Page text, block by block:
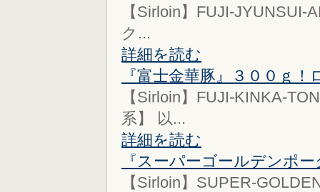
【Sirloin】FUJI-
ク...
詳細を読む
『富士金華豚』３００ｇ！
【Sirloin】FUJI-KINKA-
系】 以...
詳細を読む
『スーパーゴールデンポー
【Sirloin】SUPER-